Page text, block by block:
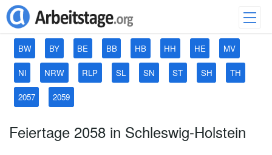
BW BY BE BB HB HH HE MV
NI NRW RLP SL SN ST SH TH
2057 2059
Feiertage 2058 in Schleswig-Holstein